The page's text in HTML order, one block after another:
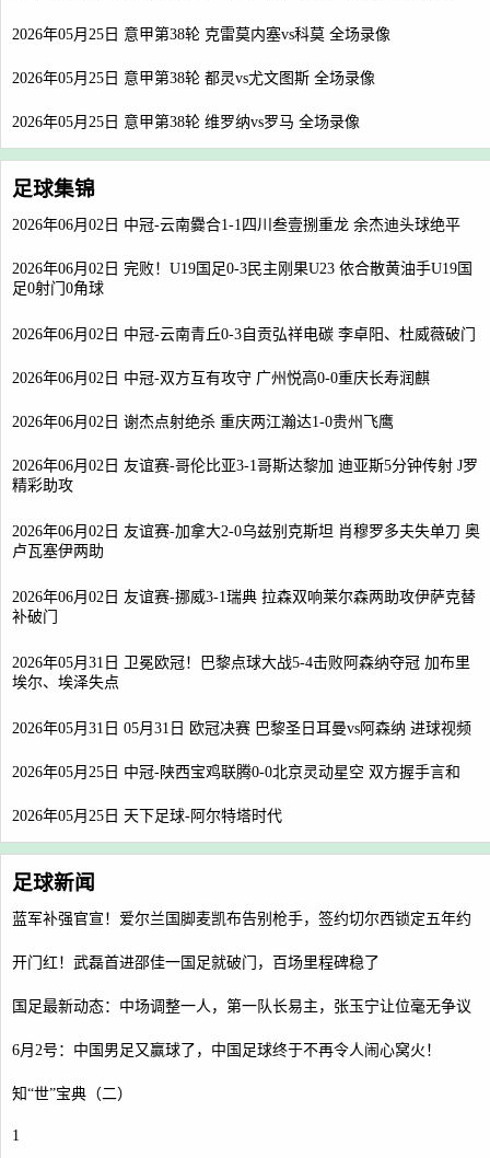
2026年05月25日 意甲第38轮 克雷莫内塞vs科莫 全场录像
2026年05月25日 意甲第38轮 都灵vs尤文图斯 全场录像
2026年05月25日 意甲第38轮 维罗纳vs罗马 全场录像
足球集锦
2026年06月02日 中冠-云南爨合1-1四川叁壹捌重龙 余杰迪头球绝平
2026年06月02日 完败！U19国足0-3民主刚果U23 依合散黄油手U19国
足0射门0角球
2026年06月02日 中冠-云南青丘0-3自贡弘祥电碳 李卓阳、杜威薇破门
2026年06月02日 中冠-双方互有攻守 广州悦高0-0重庆长寿润麒
2026年06月02日 谢杰点射绝杀 重庆两江瀚达1-0贵州飞鹰
2026年06月02日 友谊赛-哥伦比亚3-1哥斯达黎加 迪亚斯5分钟传射 J罗
精彩助攻
2026年06月02日 友谊赛-加拿大2-0乌兹别克斯坦 肖穆罗多夫失单刀 奥
卢瓦塞伊两助
2026年06月02日 友谊赛-挪威3-1瑞典 拉森双响莱尔森两助攻伊萨克替
补破门
2026年05月31日 卫冕欧冠！巴黎点球大战5-4击败阿森纳夺冠 加布里
埃尔、埃泽失点
2026年05月31日 05月31日 欧冠决赛 巴黎圣日耳曼vs阿森纳 进球视频
2026年05月25日 中冠-陕西宝鸡联腾0-0北京灵动星空 双方握手言和
2026年05月25日 天下足球-阿尔特塔时代
足球新闻
蓝军补强官宣！爱尔兰国脚麦凯布告别枪手，签约切尔西锁定五年约
开门红！武磊首进邵佳一国足就破门，百场里程碑稳了
国足最新动态：中场调整一人，第一队长易主，张玉宁让位毫无争议
6月2号：中国男足又赢球了，中国足球终于不再令人闹心窝火！
知“世”宝典（二）
1